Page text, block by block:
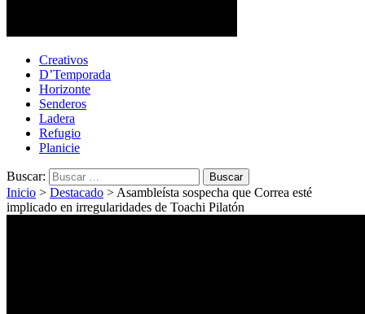
Cotopaxi Noticias
Primer periódico multimedia del centro del país
Creativos
D’Temporada
Horizonte
Senderos
Ladera
Refugio
Planicie
Buscar:
Inicio > Destacado > Asambleísta sospecha que Correa esté
implicado en irregularidades de Toachi Pilatón